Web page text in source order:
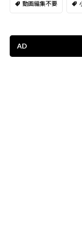
動画編集不要
AD